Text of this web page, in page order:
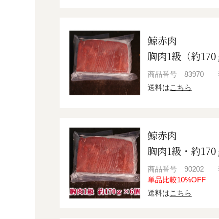
鯨赤肉
胸肉1級（約
商品番号 83970
送料はこちら
鯨赤肉
胸肉1級・約
商品番号 90202
単品比較10%OFF
送料はこちら